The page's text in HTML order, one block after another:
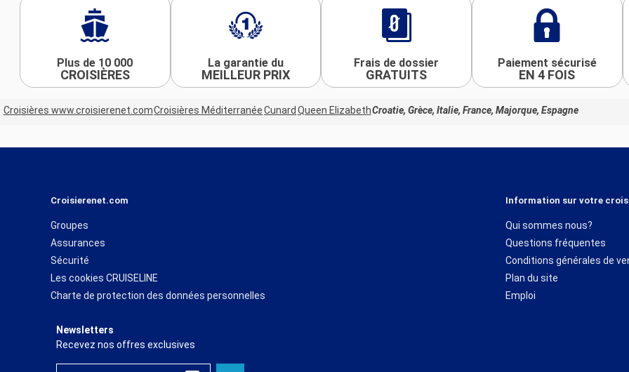
Plus de 10 000
CROISIÈRES
La garantie du
MEILLEUR PRIX
Frais de dossier
GRATUITS
Paiement sécurisé
EN 4 FOIS
Croisières www.croisierenet.comCroisières MéditerranéeCunard Queen ElizabethCroatie, Grèce, Italie, France, Majorque, Espagne
Croisierenet.com
Groupes
Assurances
Sécurité
Les cookies CRUISELINE
Charte de protection des données personnelles
Information sur votre
Qui sommes nous?
Questions fréquentes
Conditions générales de
Plan du site
Emploi
Newsletters
Recevez nos offres exclusives